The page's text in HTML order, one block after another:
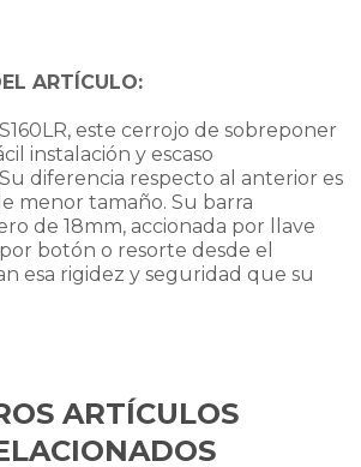
ARTÍCULO:
este cerrojo de sobreponer
instalación y escaso
diferencia respecto al anterior es
menor tamaño. Su barra
de 18mm, accionada por llave
botón o resorte desde el
esa rigidez y seguridad que su
ARTÍCULOS